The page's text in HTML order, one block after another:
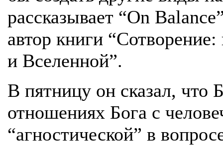
рассказывает “On
автор книги
и Вселенной”.
В пятницу он сказал, что
отношениях Бога с
“агностической” в